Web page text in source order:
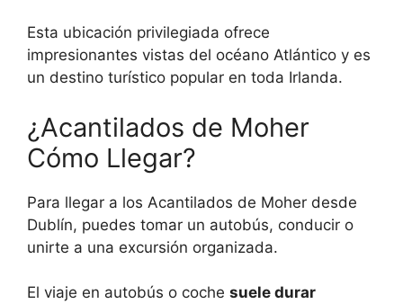
Esta ubicación privilegiada ofrece
impresionantes vistas del océano Atlántico y es
un destino turístico popular en toda Irlanda.
¿Acantilados de Moher
Cómo Llegar?
Para llegar a los Acantilados de Moher desde
Dublín, puedes tomar un autobús, conducir o
unirte a una excursión organizada.
El viaje en autobús o coche suele durar